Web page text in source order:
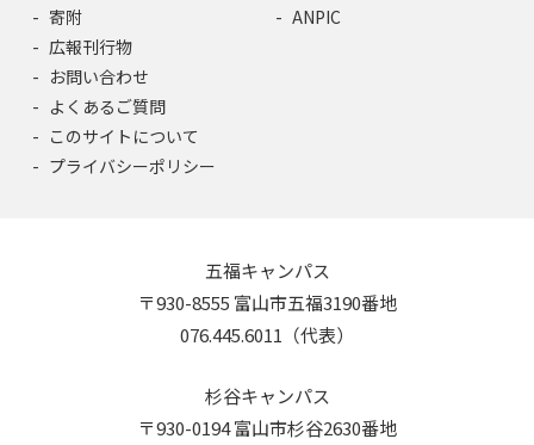
寄附
広報刊行物
お問い合わせ
よくあるご質問
このサイトについて
プライバシーポリシー
ANPIC
五福キャンパス
〒930-8555 富山市五福3190番地
076.445.6011（代表）
杉谷キャンパス
〒930-0194 富山市杉谷2630番地